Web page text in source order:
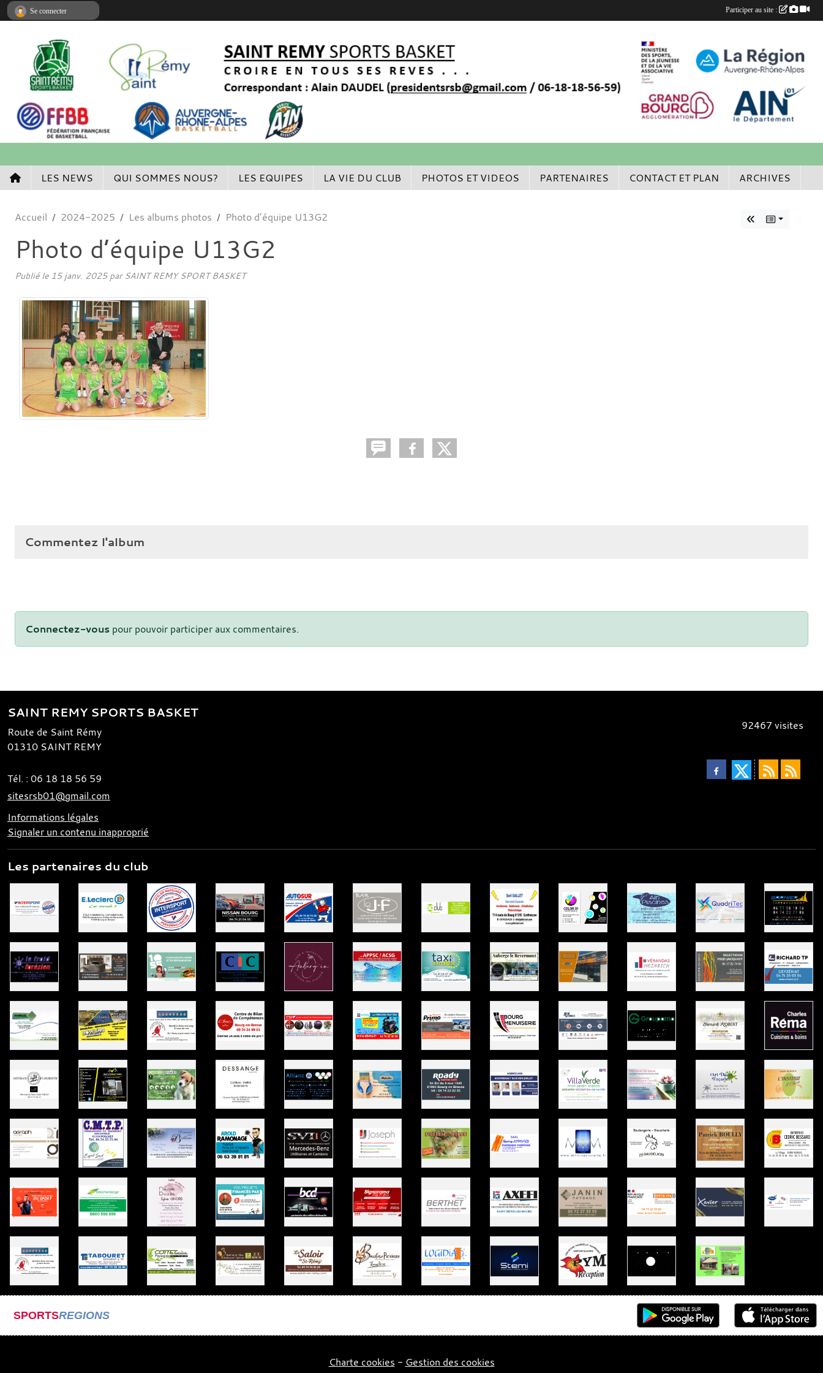
LES NEWS QUI SOMMES NOUS? LES EQUIPES LA VIE DU CLUB PHOTOS ET VIDEOS PARTENAIRES CONTACT ET PLAN ARCHIVES
Accueil 2024-2025 Les albums photos Photo d’équipe U13G2
Photo d’équipe U13G2
Publié le 15 janv. 2025par SAINT REMY SPORT BASKET
Commentez l'album
Connectez-vous pour pouvoir participer aux commentaires.
SAINT REMY SPORTS BASKET
Route de Saint Rémy
01310 SAINT REMY
Tél. : 06 18 18 56 59
sitesrsb01@gmail.com
Informations légales
Signaler un contenu inapproprié
92467visites
Les partenaires du club
SPORTSREGIONS
Charte cookies Gestion des cookies
Se connecter Participer au site :
Panneau de gestion des cookies